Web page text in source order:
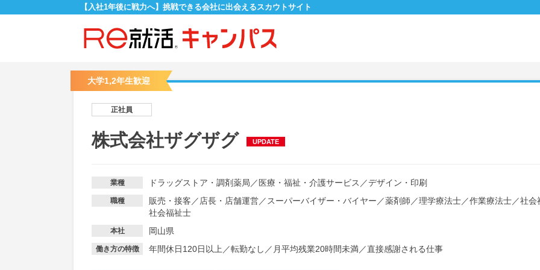
【入社1年後に戦力へ】挑戦できる会社に出会えるスカウトサイト
大学1,2年生歓迎
正社員
株式会社ザグザグ UPDATE
業種 ドラッグストア・調剤薬局 ／ 医療・福祉・介護サービス ／デザイン・印刷
職種 販売・接客 ／ 店長・店舗運営／ スーパーバイザー・バイヤー ／薬剤師 ／理学療法士／作業療法士／社会
社会福祉士
本社 岡山県
働き方の特徴 年間休日120日以上 ／転勤なし ／ 月平均残業20時間未満／直接感謝される仕事